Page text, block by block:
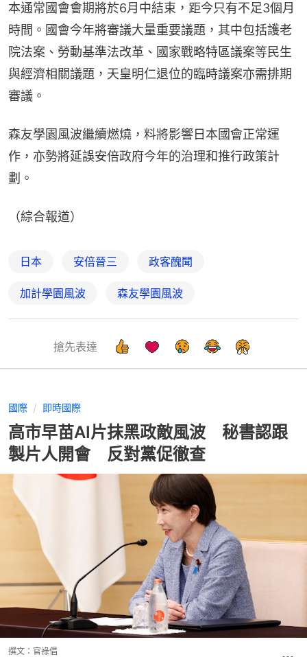
本通常國會會期將於6月中結束，距今只有不足3個月
時間。國會今年將審議大量重要議題，其中包括護老
院法案、勞動基準法改革、國家戰略特區議案等民生
與經濟相關議題，天皇明仁退位的臨時議案亦需排期
審議。
森友學園風波繼續燃燒，料將影響日本國會正常運
作，亦勢將延誤安倍政府今年的治理和推行政策計
劃。
（綜合報道）
日本 安倍晉三 政客醜聞
加計學園風波 森友學園風波
搶先表達
國際 即時國際
高市早苗AI片抹黑政敵風波 秘書認跟
製片人開會 反對黨促徹查
撰文： 官祿倡